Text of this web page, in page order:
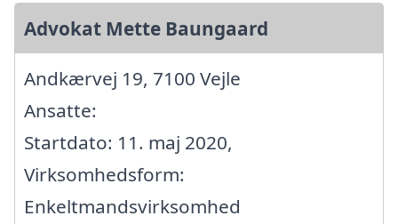
Advokat Mette Baungaard
Andkærvej 19, 7100 Vejle
Ansatte:
Startdato: 11. maj 2020,
Virksomhedsform:
Enkeltmandsvirksomhed